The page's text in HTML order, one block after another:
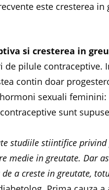
este cresterea
si cresterea in
de pilule contraceptive.
contin doar
sexuali
sunt
studiile stiintifice
medie in greutate. Dar
a creste in greutate,